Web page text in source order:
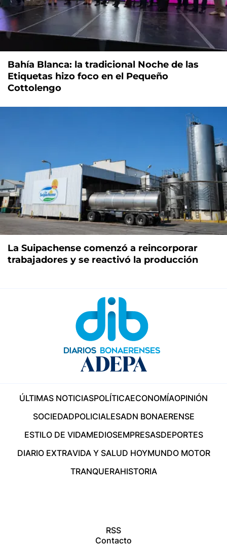
Bahía Blanca: la tradicional Noche de las
Etiquetas hizo foco en el Pequeño
Cottolengo
La Suipachense comenzó a reincorporar
trabajadores y se reactivó la producción
ÚLTIMAS NOTICIASPOLÍTICAECONOMÍAOPINIÓN
SOCIEDADPOLICIALESADN BONAERENSE
ESTILO DE VIDAMEDIOSEMPRESASDEPORTES
DIARIO EXTRAVIDA Y SALUD HOYMUNDO MOTOR
TRANQUERAHISTORIA
RSS
Contacto